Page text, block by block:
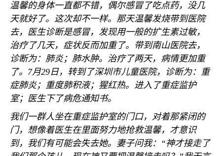
温馨的身体一直都不错，偶尔感冒了吃点药，没几
天就好了。这次却不一样。那天温馨发烧带到医院
去，医生诊断是感冒，发现用一般的扩生素过敏，
治疗了几天，症状反而加重了。带到南山医院去，
诊断为：肺炎；肺水肿。治疗了两天，病情更加重
了。 7月29日，转到了深圳市儿童医院，诊断为：重
症肺炎；重度肺积液；猩红热。进入了重症监护
室；医生下了病危通知书。
我们一群人坐在重症监护室的门口，对着那紧闭的
门，想像着医生在里面努力地抢救温馨，才意识
到，我们有可能会失去她。妻子问我：“神才接走了